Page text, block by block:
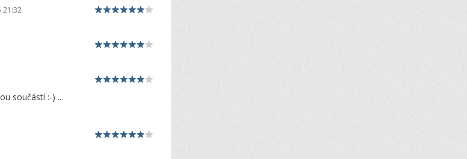
21:32
součástí :-) ...